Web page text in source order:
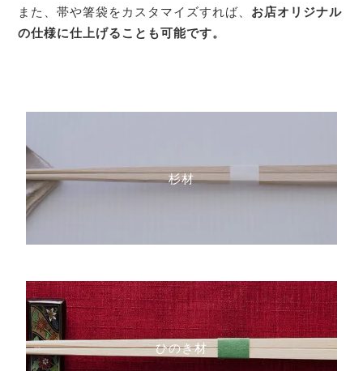
また、帯や箸袋をカスタマイズすれば、 お店オリジナル
の仕様に仕上げることも可能です。
杉材
ひのき材